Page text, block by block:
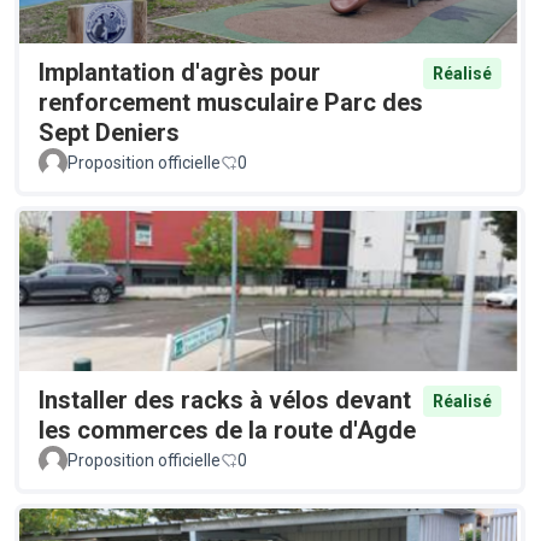
Implantation d'agrès pour
renforcement musculaire Parc des
Sept Deniers
Réalisé
Proposition officielle 0
Installer des racks à vélos devant
les commerces de la route d'Agde
Réalisé
Proposition officielle 0